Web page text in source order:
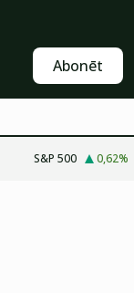
Abonēt
S&P 500 0,62%